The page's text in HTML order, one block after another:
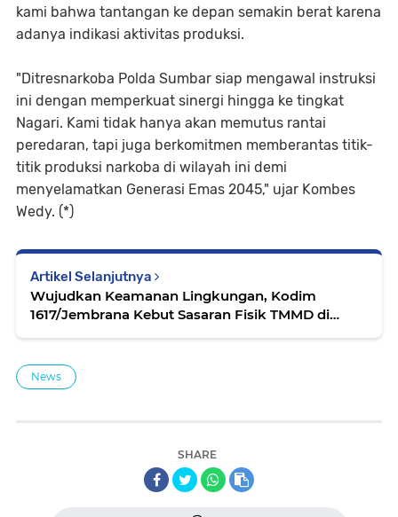
kami bahwa tantangan ke depan semakin berat karena
adanya indikasi aktivitas produksi.
"Ditresnarkoba Polda Sumbar siap mengawal instruksi
ini dengan memperkuat sinergi hingga ke tingkat
Nagari. Kami tidak hanya akan memutus rantai
peredaran, tapi juga berkomitmen memberantas titik-
titik produksi narkoba di wilayah ini demi
menyelamatkan Generasi Emas 2045," ujar Kombes
Wedy. (*)
Artikel Selanjutnya
Wujudkan Keamanan Lingkungan, Kodim
1617/Jembrana Kebut Sasaran Fisik TMMD di
News
SHARE